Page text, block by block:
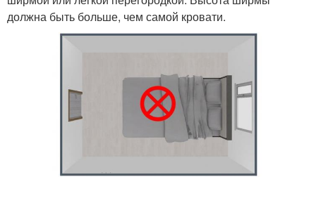
должна быть больше, чем самой кровати.